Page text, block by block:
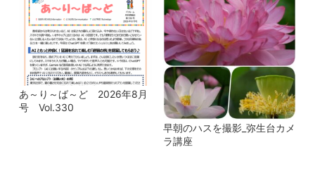
あ～り～ば～ど 2026年8月
号 Vol.330
早朝のハスを撮影_弥生台カメ
ラ講座